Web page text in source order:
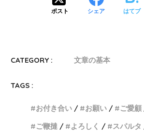
ポスト シェア はてブ
CATEGORY : 文章の基本
TAGS :
お付き合い お願い ご愛顧
ご鞭撻
よろしく スパルタ